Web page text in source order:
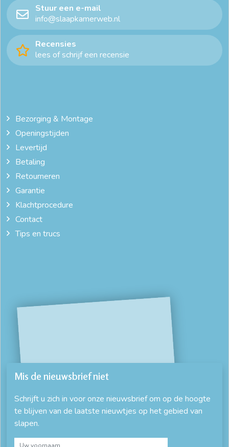
Stuur een e-mail
info@slaapkamerweb.nl
Recensies
lees of schrijf een recensie
Bezorging & Montage
Openingstijden
Levertijd
Betaling
Retourneren
Garantie
Klachtprocedure
Contact
Tips en trucs
Mis de nieuwsbrief niet
Schrijft u zich in voor onze nieuwsbrief om op de hoogte
te blijven van de laatste nieuwtjes op het gebied van
slapen.